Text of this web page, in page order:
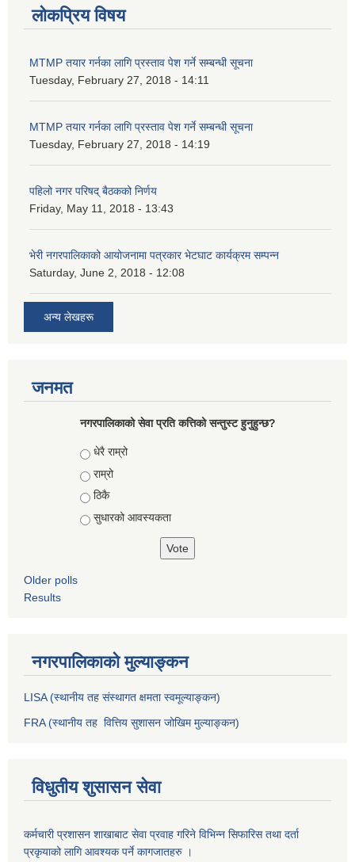
लोकप्रिय विषय
MTMP तयार गर्नका लागि प्रस्ताव पेश गर्ने सम्बन्धी सूचना
Tuesday, February 27, 2018 - 14:11
MTMP तयार गर्नका लागि प्रस्ताव पेश गर्ने सम्बन्धी सूचना
Tuesday, February 27, 2018 - 14:19
पहिलो नगर परिषद् बैठकको निर्णय
Friday, May 11, 2018 - 13:43
भेरी नगरपालिकाको आयोजनामा पत्रकार भेटघाट कार्यक्रम सम्पन्न
Saturday, June 2, 2018 - 12:08
अन्य लेखहरू
जनमत
नगरपालिकाको सेवा प्रति कत्तिको सन्तुस्ट हुनुहुन्छ?
Choices
धेरै राम्रो
राम्रो
ठिकै
सुधारको आवस्यकता
Older polls
Results
नगरपालिकाको मुल्याङ्कन
LISA (स्थानीय तह संस्थागत क्षमता स्वमूल्याङ्कन)
FRA (स्थानीय तह वित्तिय सुशासन जोखिम मुल्याङ्कन)
विधुतीय शुसासन सेवा
कर्मचारी प्रशासन शाखाबाट सेवा प्रवाह गरिने विभिन्न सिफारिस तथा दर्ता
प्रकृयाको लागि आवश्यक पर्ने कागजातहरु ।